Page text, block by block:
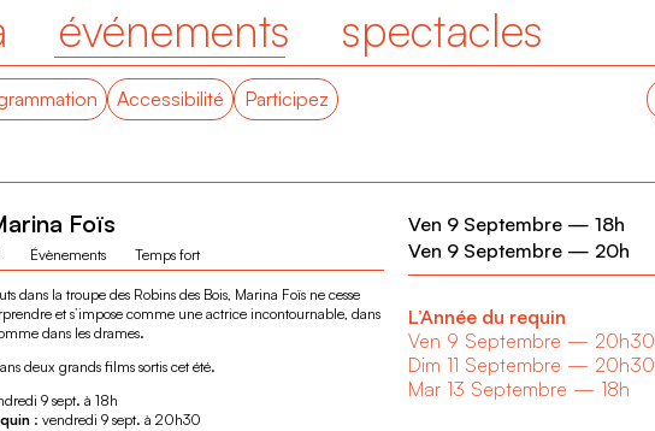
événements spectacles
Accessibilité Participez
Foïs
Évènements Temps fort
dans la troupe des Robins des Bois, Marina Foïs ne cesse
et s’impose comme une actrice incontournable, dans
dans les drames.
deux grands films sortis cet été.
9 sept. à 18h
: vendredi 9 sept. à 20h30
Ven 9 Septembre— 18h
Ven 9 Septembre— 20h
L’Année du requin
Ven 9 Septembre — 20h30
Dim 11 Septembre — 20h30
Mar 13 Septembre — 18h